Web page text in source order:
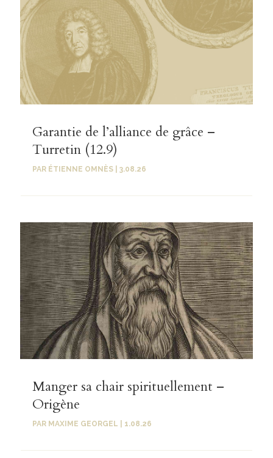
Garantie de l’alliance de grâce –
Turretin (12.9)
PAR ÉTIENNE OMNÈS| 3.08.26
Manger sa chair spirituellement –
Origène
PAR MAXIME GEORGEL 1.08.26